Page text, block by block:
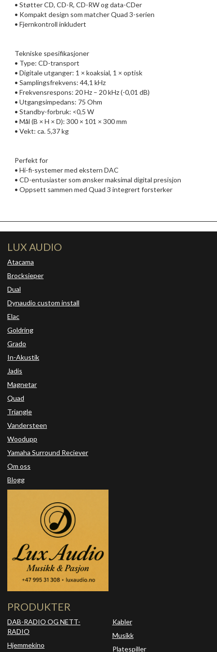
• Støtter CD, CD-R, CD-RW og data-CDer
• Kompakt design som matcher Quad 3-serien
• Fjernkontroll inkludert
Tekniske spesifikasjoner
• Type: CD-transport
• Digitale utganger: 1 × koaksial, 1 × optisk
• Samplingsfrekvens: 44,1 kHz
• Frekvensrespons: 20 Hz – 20 kHz (-0,01 dB)
• Utgangsimpedans: 75 Ohm
• Standby-forbruk: <0,5 W
• Mål (B × H × D): 300 × 101 × 300 mm
• Vekt: ca. 5,37 kg
Perfekt for
• Hi-fi-systemer med ekstern DAC
• CD-entusiaster som ønsker maksimal digital presisjon
• Oppsett sammen med Quad 3 integrert forsterker
LUX AUDIO
Atacama
Brocksieper
Dual
Dynaudio custom install
Elac
Goldring
Grado
In-Akustik
Jadis
Magnetar
Quad
Triangle
Vandersteen
Woodupp
Yamaha Surround Reciever
Om oss
Blogg
PRODUKTER
DAB-RADIO OG NETT-
RADIO
Hjemmekino
Kabler
Musikk
Platespiller